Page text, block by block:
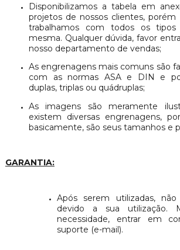
Disponibilizamos a tabela em
projetos de nossos clientes,
trabalhamos com todos os
mesma. Qualquer dúvida, favor
nosso departamento de vendas;
As engrenagens mais comuns são
com as normas ASA e DIN e
duplas, triplas ou quádruplas;
As imagens são meramente
existem diversas engrenagens,
basicamente, são seus tamanhos e
GARANTIA:
Após serem utilizadas,
devido a sua utilização.
necessidade, entrar em
suporte (e-mail).